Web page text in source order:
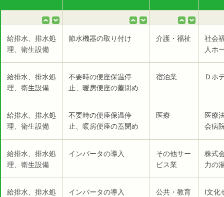
給排水、排水処
理、衛生設備
節水機器の取り付け 介護・福祉
社会
人ホ
給排水、排水処
理、衛生設備
不要時の便座保温停
止、暖房便座の蓋閉め
宿泊業 Ｄホ
給排水、排水処
理、衛生設備
不要時の便座保温停
止、暖房便座の蓋閉め
医療
医療
会病
給排水、排水処
理、衛生設備
インバータの導入
その他サー
ビス業
株式
力の
給排水、排水処
インバータの導入 公共・教育 I文化